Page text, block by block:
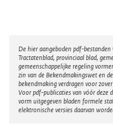
Disclaimer
De hier aangeboden pdf-
Tractatenblad, provinciaal blad,
gemeenschappelijke regeling
zin van de Bekendmakingswet en
bekendmaking verdragen voor
Voor pdf-publicaties van vóór deze
vorm uitgegeven bladen formele
elektronische versies daarvan